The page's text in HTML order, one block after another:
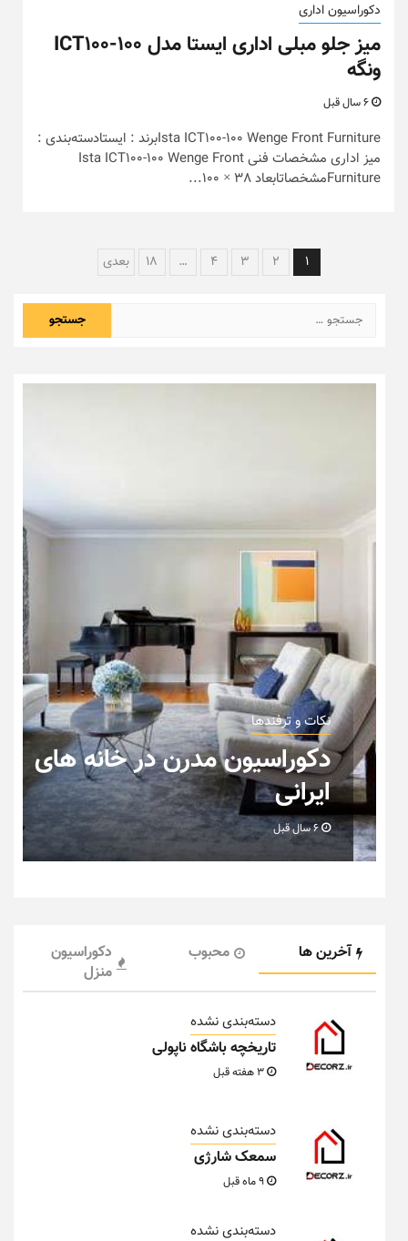
دکوراسیون اداری
میز جلو مبلی اداری ایستا مدل ICT100-100
ونگه
Ista ICT100-100 Wenge Front Furnitureبرند : ایستادسته‌بندی :
میز اداری مشخصات فنی Ista ICT100-100 Wenge Front
Furnitureمشخصاتابعاد 38 × 100...
راهبری
1
2
3
4
…
18 بعدی
جستجو
برای:
نکات و ترفندها
دکوراسیون مدرن در خانه های
ایرانی
6 سال قبل
آخرین ها محبوب
دکوراسیون
منزل
دسته‌بندی نشده
تاریخچه باشگاه ناپولی
دسته‌بندی نشده
سمعک شارژی
دسته‌بندی نشده